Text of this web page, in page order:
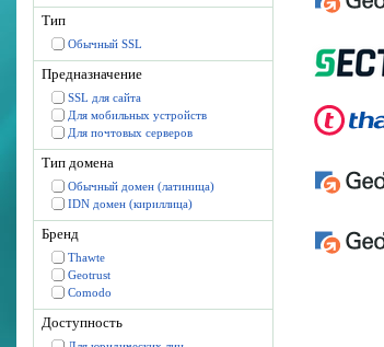
Тип
Обычный SSL
Предназначение
SSL для сайта
Для мобильных устройств
Для почтовых серверов
Тип домена
Обычный домен (латиница)
IDN домен (кириллица)
Бренд
Thawte
Geotrust
Comodo
Доступность